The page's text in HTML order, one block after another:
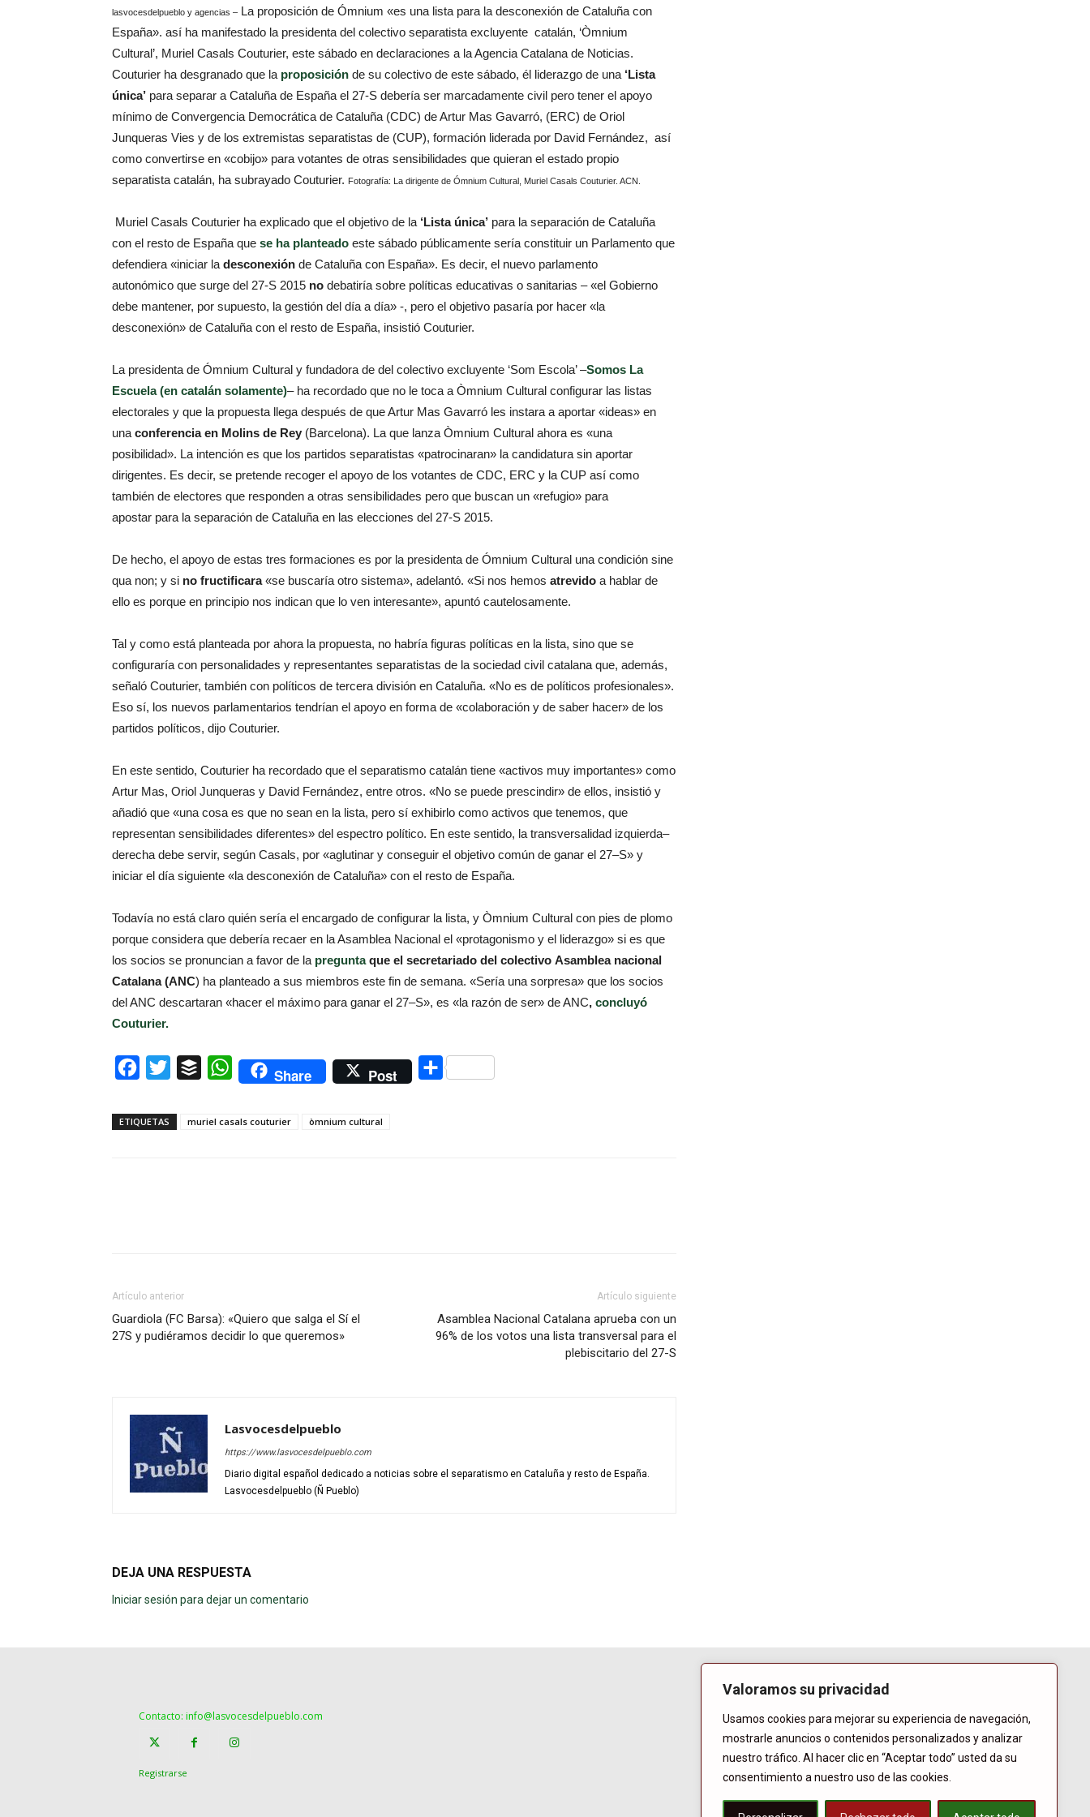
Valoramos su privacidad
Usamos cookies para mejorar su experiencia de navegación,
mostrarle anuncios o contenidos personalizados y analizar
nuestro tráfico. Al hacer clic en “Aceptar todo” usted da su
consentimiento a nuestro uso de las cookies.
lasvocesdelpueblo y agencias – La proposición de Ómnium «es una lista para la desconexión de Cataluña con
España». así ha manifestado la presidenta del colectivo separatista excluyente catalán, ‘Òmnium
Cultural’, Muriel Casals Couturier, este sábado en declaraciones a la Agencia Catalana de Noticias.
Couturier ha desgranado que la proposición de su colectivo de este sábado, él liderazgo de una ‘Lista
única’ para separar a Cataluña de España el 27-S debería ser marcadamente civil pero tener el apoyo
mínimo de Convergencia Democrática de Cataluña (CDC) de Artur Mas Gavarró, (ERC) de Oriol
Junqueras Vies y de los extremistas separatistas de (CUP), formación liderada por David Fernández, así
como convertirse en «cobijo» para votantes de otras sensibilidades que quieran el estado propio
separatista catalán, ha subrayado Couturier. Fotografía: La dirigente de Ómnium Cultural, Muriel Casals Couturier. ACN.
Muriel Casals Couturier ha explicado que el objetivo de la ‘Lista única’ para la separación de Cataluña
con el resto de España que se ha planteado este sábado públicamente sería constituir un Parlamento que
defendiera «iniciar la desconexión de Cataluña con España». Es decir, el nuevo parlamento
autonómico que surge del 27-S 2015 no debatiría sobre políticas educativas o sanitarias – «el Gobierno
debe mantener, por supuesto, la gestión del día a día» -, pero el objetivo pasaría por hacer «la
desconexión» de Cataluña con el resto de España, insistió Couturier.
La presidenta de Ómnium Cultural y fundadora de del colectivo excluyente ‘Som Escola’ –Somos La
Escuela (en catalán solamente)– ha recordado que no le toca a Òmnium Cultural configurar las listas
electorales y que la propuesta llega después de que Artur Mas Gavarró les instara a aportar «ideas» en
una conferencia en Molins de Rey (Barcelona). La que lanza Òmnium Cultural ahora es «una
posibilidad». La intención es que los partidos separatistas «patrocinaran» la candidatura sin aportar
dirigentes. Es decir, se pretende recoger el apoyo de los votantes de CDC, ERC y la CUP así como
también de electores que responden a otras sensibilidades pero que buscan un «refugio» para
apostar para la separación de Cataluña en las elecciones del 27-S 2015.
De hecho, el apoyo de estas tres formaciones es por la presidenta de Ómnium Cultural una condición sine
qua non; y si no fructificara«se buscaría otro sistema», adelantó. «Si nos hemos atrevido a hablar de
ello es porque en principio nos indican que lo ven interesante», apuntó cautelosamente.
Tal y como está planteada por ahora la propuesta, no habría figuras políticas en la lista, sino que se
configuraría con personalidades y representantes separatistas de la sociedad civil catalana que, además,
señaló Couturier, también con políticos de tercera división en Cataluña. «No es de políticos profesionales».
Eso sí, los nuevos parlamentarios tendrían el apoyo en forma de «colaboración y de saber hacer» de los
partidos políticos, dijo Couturier.
En este sentido, Couturier ha recordado que el separatismo catalán tiene «activos muy importantes» como
Artur Mas, Oriol Junqueras y David Fernández, entre otros. «No se puede prescindir» de ellos, insistió y
añadió que «una cosa es que no sean en la lista, pero sí exhibirlo como activos que tenemos, que
representan sensibilidades diferentes» del espectro político. En este sentido, la transversalidad izquierda–
derecha debe servir, según Casals, por «aglutinar y conseguir el objetivo común de ganar el 27–S» y
iniciar el día siguiente «la desconexión de Cataluña» con el resto de España.
Todavía no está claro quién sería el encargado de configurar la lista, y Òmnium Cultural con pies de plomo
porque considera que debería recaer en la Asamblea Nacional el «protagonismo y el liderazgo» si es que
los socios se pronuncian a favor de la preguntaque el secretariado del colectivo Asamblea nacional
Catalana (ANC) ha planteado a sus miembros este fin de semana. «Sería una sorpresa» que los socios
del ANC descartaran «hacer el máximo para ganar el 27–S», es «la razón de ser» de ANC, concluyó
Couturier.
Facebook
Twitter Buffer WhatsAppShare Post Compartir
ETIQUETAS muriel casals couturier òmnium cultural
Artículo anterior
Guardiola (FC Barsa): «Quiero que salga el Sí el
27S y pudiéramos decidir lo que queremos»
Artículo siguiente
Asamblea Nacional Catalana aprueba con un
96% de los votos una lista transversal para el
plebiscitario del 27-S
Lasvocesdelpueblo
https://www.lasvocesdelpueblo.com
Diario digital español dedicado a noticias sobre el separatismo en Cataluña y resto de España.
Lasvocesdelpueblo (Ñ Pueblo)
DEJA UNA RESPUESTA
Iniciar sesión para dejar un comentario
Contacto: info@lasvocesdelpueblo.com
Registrarse